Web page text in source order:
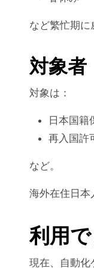
など繁忙期に
対象者
対象は：
日本国籍
再入国許
など。
海外在住日本
利用
現在、自動化